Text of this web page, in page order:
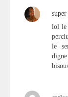
super
lol le
le
digne